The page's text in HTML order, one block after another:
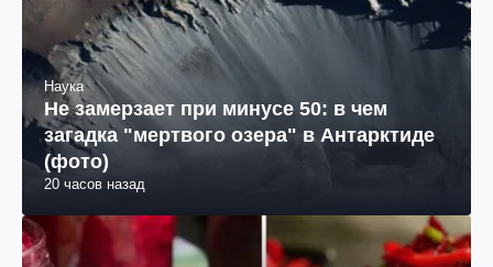
Наука
Не замерзает при минусе 50: в чем
загадка "мертвого озера" в Антарктиде
(фото)
20 часов назад